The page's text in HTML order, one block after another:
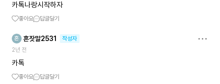
카톡나랑시작하자
좋아요 답글달기
혼 혼잣말2531
작성자
2년 전
카톡
좋아요 답글달기